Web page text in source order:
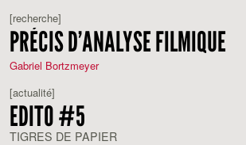
[recherche]
PRÉCIS D’ANALYSE FILMIQUE
Gabriel Bortzmeyer
[actualité]
EDITO #5
TIGRES DE PAPIER